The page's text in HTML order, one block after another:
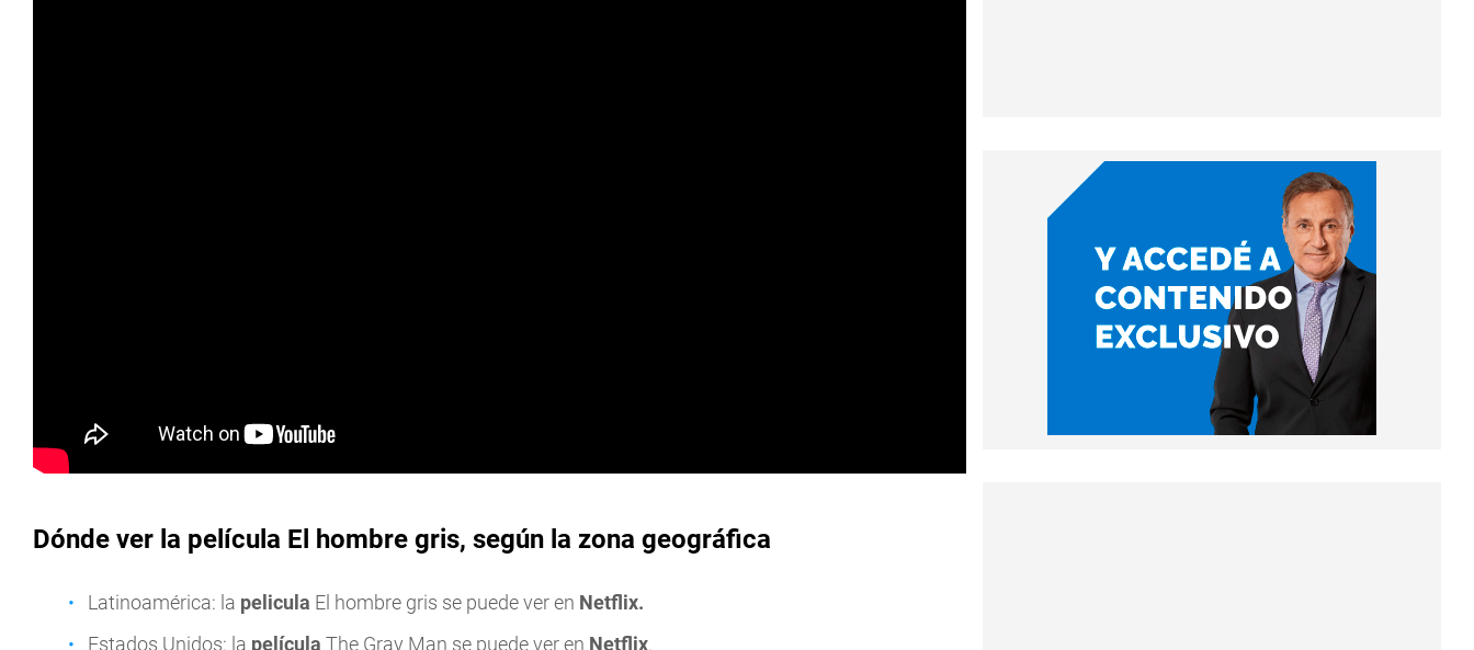
Dónde ver la película El hombre gris, según la zona geográfica
Latinoamérica: la pelicula El hombre gris se puede ver en Netflix.
Estados Unidos: la película The Gray Man se puede ver en Netflix.